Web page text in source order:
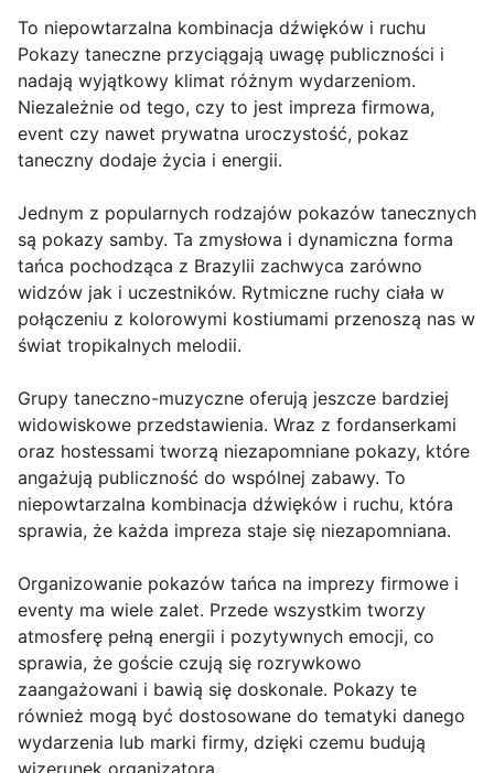
To niepowtarzalna kombinacja dźwięków i ruchu
Pokazy taneczne przyciągają uwagę publiczności i
nadają wyjątkowy klimat różnym wydarzeniom.
Niezależnie od tego, czy to jest impreza firmowa,
event czy nawet prywatna uroczystość, pokaz
taneczny dodaje życia i energii.
Jednym z popularnych rodzajów pokazów tanecznych
są pokazy samby. Ta zmysłowa i dynamiczna forma
tańca pochodząca z Brazylii zachwyca zarówno
widzów jak i uczestników. Rytmiczne ruchy ciała w
połączeniu z kolorowymi kostiumami przenoszą nas w
świat tropikalnych melodii.
Grupy taneczno-muzyczne oferują jeszcze bardziej
widowiskowe przedstawienia. Wraz z fordanserkami
oraz hostessami tworzą niezapomniane pokazy, które
angażują publiczność do wspólnej zabawy. To
niepowtarzalna kombinacja dźwięków i ruchu, która
sprawia, że ​​każda impreza staje się niezapomniana.
Organizowanie pokazów tańca na imprezy firmowe i
eventy ma wiele zalet. Przede wszystkim tworzy
atmosferę pełną energii i pozytywnych emocji, co
sprawia, że goście czują się rozrywkowo
zaangażowani i bawią się doskonale. Pokazy te
również mogą być dostosowane do tematyki danego
wydarzenia lub marki firmy, dzięki czemu budują